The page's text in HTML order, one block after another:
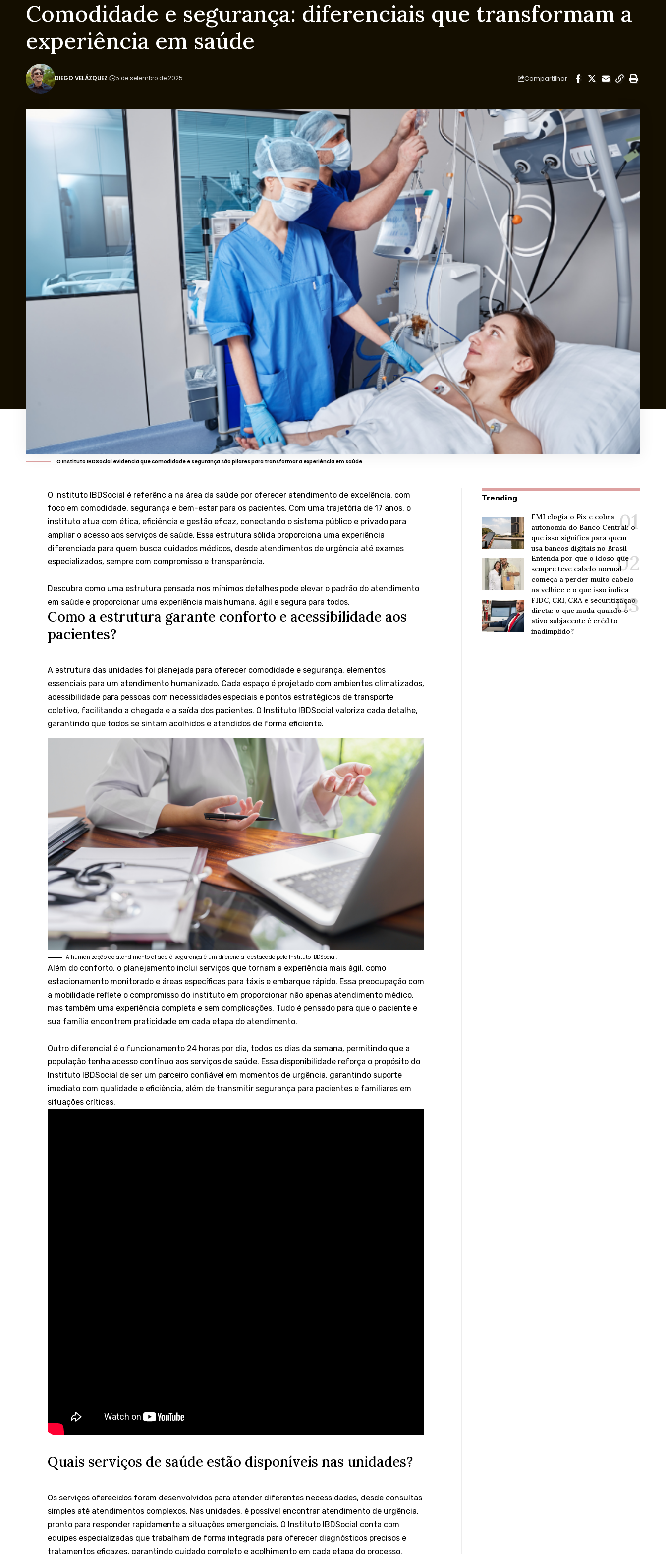
Comodidade e segurança: diferenciais que transformam a
experiência em saúde
DIEGO VELÁZQUEZ 5 de setembro de 2025 Compartilhar
O Instituto IBDSocial evidencia que comodidade e segurança são pilares para transformar a experiência em saúde.
O Instituto IBDSocial é referência na área da saúde por oferecer atendimento de excelência, com
foco em comodidade, segurança e bem-estar para os pacientes. Com uma trajetória de 17 anos, o
instituto atua com ética, eficiência e gestão eficaz, conectando o sistema público e privado para
ampliar o acesso aos serviços de saúde. Essa estrutura sólida proporciona uma experiência
diferenciada para quem busca cuidados médicos, desde atendimentos de urgência até exames
especializados, sempre com compromisso e transparência.
Descubra como uma estrutura pensada nos mínimos detalhes pode elevar o padrão do atendimento
em saúde e proporcionar uma experiência mais humana, ágil e segura para todos.
Como a estrutura garante conforto e acessibilidade aos
pacientes?
A estrutura das unidades foi planejada para oferecer comodidade e segurança, elementos
essenciais para um atendimento humanizado. Cada espaço é projetado com ambientes climatizados,
acessibilidade para pessoas com necessidades especiais e pontos estratégicos de transporte
coletivo, facilitando a chegada e a saída dos pacientes. O Instituto IBDSocial valoriza cada detalhe,
garantindo que todos se sintam acolhidos e atendidos de forma eficiente.
A humanização do atendimento aliada à segurança é um diferencial destacado pelo Instituto IBDSocial.
Além do conforto, o planejamento inclui serviços que tornam a experiência mais ágil, como
estacionamento monitorado e áreas específicas para táxis e embarque rápido. Essa preocupação com
a mobilidade reflete o compromisso do instituto em proporcionar não apenas atendimento médico,
mas também uma experiência completa e sem complicações. Tudo é pensado para que o paciente e
sua família encontrem praticidade em cada etapa do atendimento.
Outro diferencial é o funcionamento 24 horas por dia, todos os dias da semana, permitindo que a
população tenha acesso contínuo aos serviços de saúde. Essa disponibilidade reforça o propósito do
Instituto IBDSocial de ser um parceiro confiável em momentos de urgência, garantindo suporte
imediato com qualidade e eficiência, além de transmitir segurança para pacientes e familiares em
situações críticas.
Quais serviços de saúde estão disponíveis nas unidades?
Os serviços oferecidos foram desenvolvidos para atender diferentes necessidades, desde consultas
simples até atendimentos complexos. Nas unidades, é possível encontrar atendimento de urgência,
pronto para responder rapidamente a situações emergenciais. O Instituto IBDSocial conta com
equipes especializadas que trabalham de forma integrada para oferecer diagnósticos precisos e
tratamentos eficazes, garantindo cuidado completo e acolhimento em cada etapa do processo.
Trending
FMI elogia o Pix e cobra
autonomia do Banco Central: o
que isso significa para quem
usa bancos digitais no Brasil
Entenda por que o idoso que
sempre teve cabelo normal
começa a perder muito cabelo
na velhice e o que isso indica
FIDC, CRI, CRA e securitização
direta: o que muda quando o
ativo subjacente é crédito
inadimplido?